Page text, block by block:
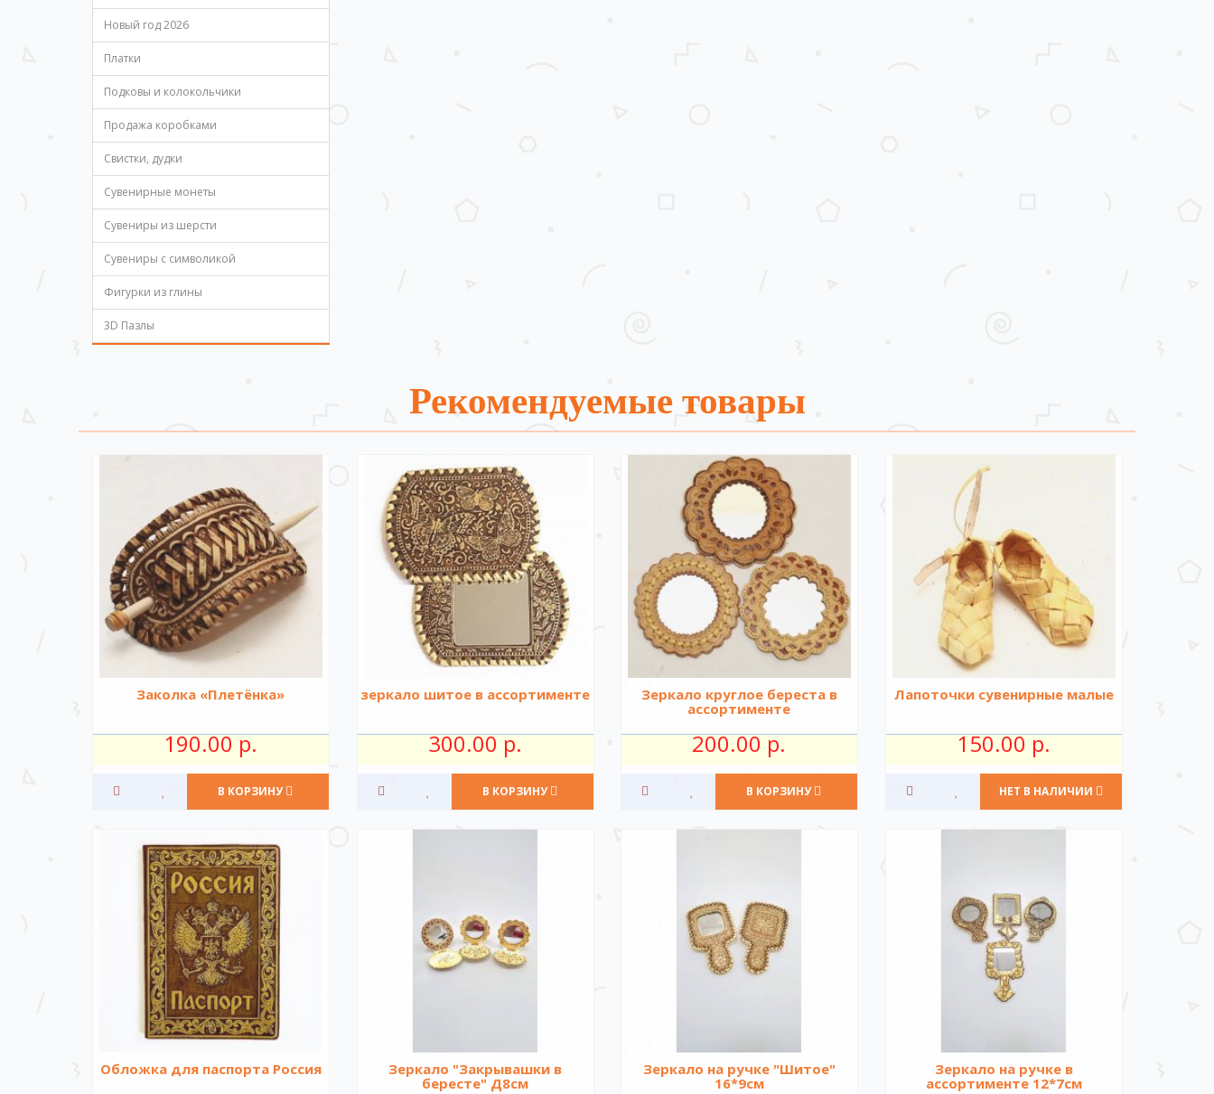
Новый год 2026
Платки
Подковы и колокольчики
Продажа коробками
Свистки, дудки
Сувенирные монеты
Сувениры из шерсти
Сувениры с символикой
Фигурки из глины
3D Пазлы
Рекомендуемые товары
Заколка «Плетёнка»
190.00 р.
В КОРЗИНУ
зеркало шитое в ассортименте
300.00 р.
В КОРЗИНУ
Зеркало круглое береста в
ассортименте
200.00 р.
В КОРЗИНУ
Лапоточки сувенирные малые
150.00 р.
НЕТ В НАЛИЧИИ
Обложка для паспорта Россия
Зеркало "Закрывашки в
бересте" Д8см
Зеркало на ручке "Шитое"
16*9см
Зеркало на ручке в
ассортименте 12*7см